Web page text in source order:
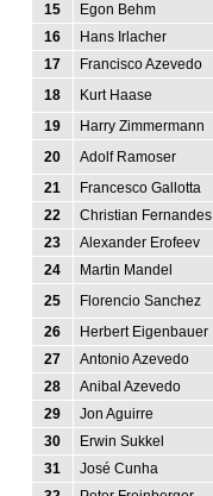
15
Egon Behm
16
Hans Irlacher
17
Francisco Azevedo
18
Kurt Haase
19
Harry Zimmermann
20
Adolf Ramoser
21
Francesco Gallotta
22
Christian Fernandes
23
Alexander Erofeev
24
Martin Mandel
25
Florencio Sanchez
26
Herbert Eigenbauer
27
Antonio Azevedo
28
Anibal Azevedo
29
Jon Aguirre
30
Erwin Sukkel
31
José Cunha